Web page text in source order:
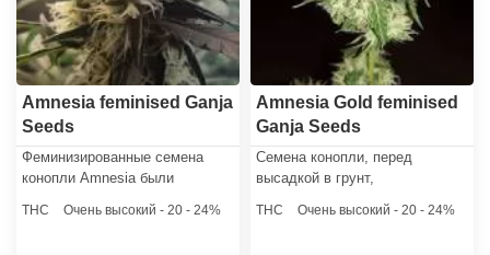
Amnesia feminised Ganja
Seeds
Феминизированные семена
конопли Amnesia были
скрещивания трех легендарных
THC Очень высокий - 20 - 24%
Amnesia Gold feminised
Ganja Seeds
Семена конопли, перед
высадкой в грунт,
прорастить, таким образом
THC Очень высокий - 20 - 24%